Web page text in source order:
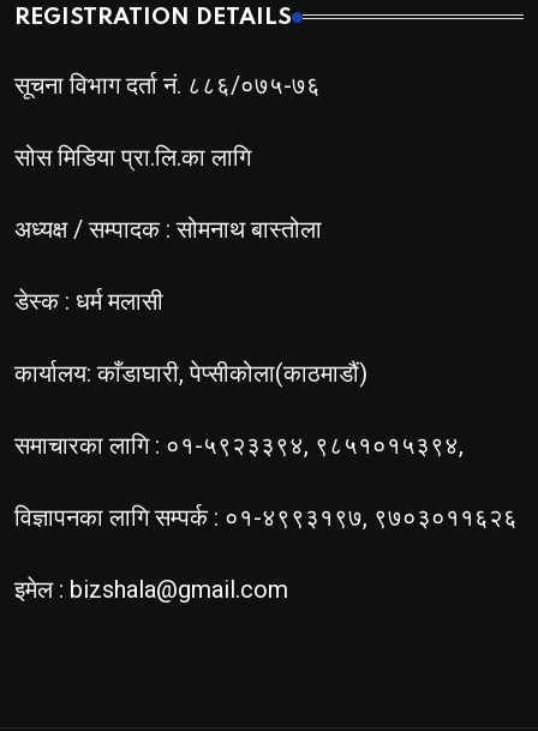
REGISTRATION DETAILS
सूचना विभाग दर्ता नं. ८८६/०७५-७६
सोस मिडिया प्रा.लि.का लागि
अध्यक्ष / सम्पादक : सोमनाथ बास्तोला
डेस्क : धर्म मलासी
कार्यालय: काँडाघारी, पेप्सीकोला(काठमाडौं)
समाचारका लागि : ०१-५९२३३९४, ९८५१०१५३९४,
विज्ञापनका लागि सम्पर्क : ०१-४९९३१९७, ९७०३०११६२६
इमेल : bizshala@gmail.com